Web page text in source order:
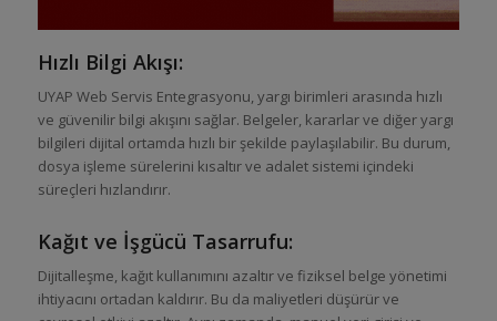
Hızlı Bilgi Akışı:
UYAP Web Servis Entegrasyonu, yargı birimleri arasında hızlı
ve güvenilir bilgi akışını sağlar. Belgeler, kararlar ve diğer yargı
bilgileri dijital ortamda hızlı bir şekilde paylaşılabilir. Bu durum,
dosya işleme sürelerini kısaltır ve adalet sistemi içindeki
süreçleri hızlandırır.
Kağıt ve İşgücü Tasarrufu:
Dijitalleşme, kağıt kullanımını azaltır ve fiziksel belge yönetimi
ihtiyacını ortadan kaldırır. Bu da maliyetleri düşürür ve